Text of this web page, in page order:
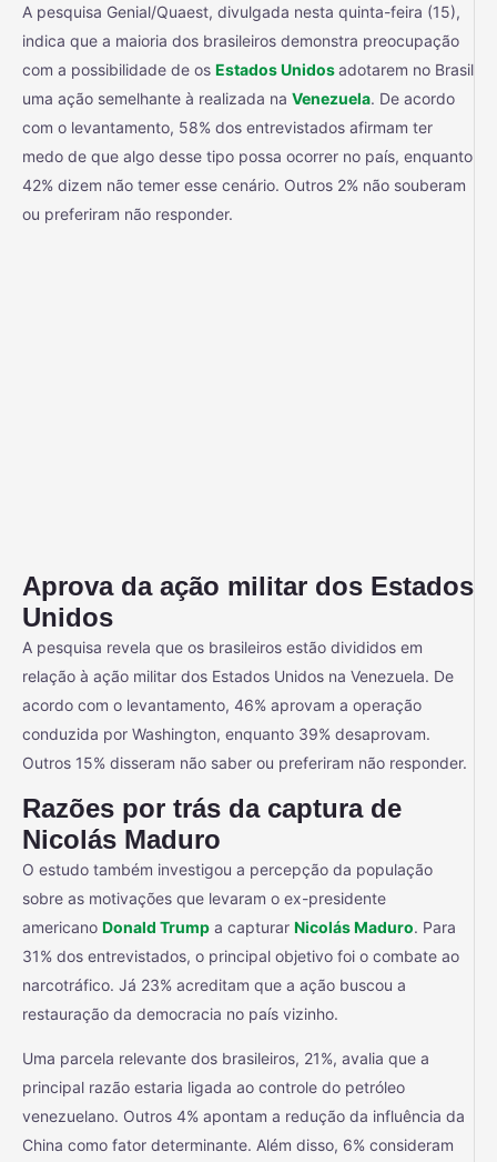
A pesquisa Genial/Quaest, divulgada nesta quinta-feira (15),
indica que a maioria dos brasileiros demonstra preocupação
com a possibilidade de os Estados Unidosadotarem no Brasil
uma ação semelhante à realizada na Venezuela. De acordo
com o levantamento, 58% dos entrevistados afirmam ter
medo de que algo desse tipo possa ocorrer no país, enquanto
42% dizem não temer esse cenário. Outros 2% não souberam
ou preferiram não responder.
Aprova da ação militar dos Estados
Unidos
A pesquisa revela que os brasileiros estão divididos em
relação à ação militar dos Estados Unidos na Venezuela. De
acordo com o levantamento, 46% aprovam a operação
conduzida por Washington, enquanto 39% desaprovam.
Outros 15% disseram não saber ou preferiram não responder.
Razões por trás da captura de
Nicolás Maduro
O estudo também investigou a percepção da população
sobre as motivações que levaram o ex-presidente
americano Donald Trump a capturar Nicolás Maduro. Para
31% dos entrevistados, o principal objetivo foi o combate ao
narcotráfico. Já 23% acreditam que a ação buscou a
restauração da democracia no país vizinho.
Uma parcela relevante dos brasileiros, 21%, avalia que a
principal razão estaria ligada ao controle do petróleo
venezuelano. Outros 4% apontam a redução da influência da
China como fator determinante. Além disso, 6% consideram